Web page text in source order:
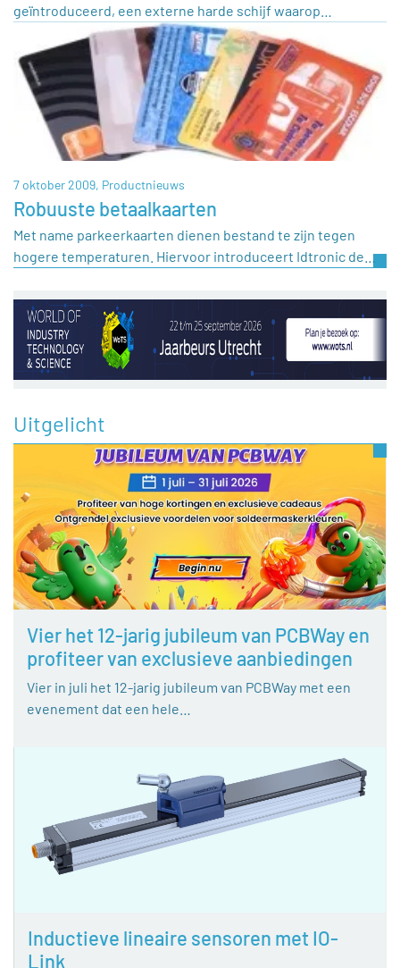
geïntroduceerd, een externe harde schijf waarop…
7 oktober 2009, Productnieuws
Robuuste betaalkaarten
Met name parkeerkaarten dienen bestand te zijn tegen
hogere temperaturen. Hiervoor introduceert Idtronic de…
Uitgelicht
Vier het 12-jarig jubileum van PCBWay en
profiteer van exclusieve aanbiedingen
Vier in juli het 12-jarig jubileum van PCBWay met een
evenement dat een hele…
Inductieve lineaire sensoren met IO-
Link